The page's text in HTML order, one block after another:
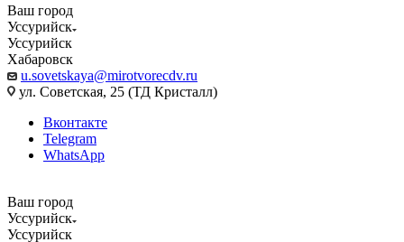
Ваш город
Уссурийск
Уссурийск
Хабаровск
u.sovetskaya@mirotvorecdv.ru
ул. Советская, 25 (ТД Кристалл)
Вконтакте
Telegram
WhatsApp
Ваш город
Уссурийск
Уссурийск